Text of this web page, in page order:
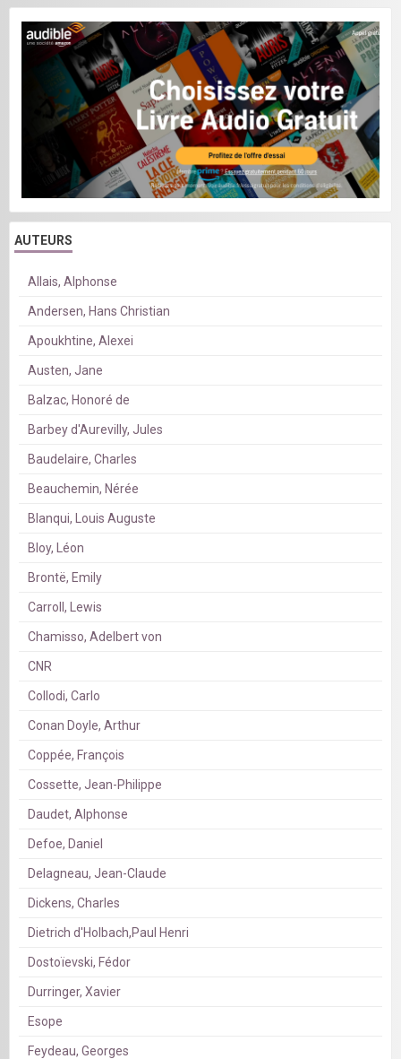
AUTEURS
Allais, Alphonse
Andersen, Hans Christian
Apoukhtine, Alexei
Austen, Jane
Balzac, Honoré de
Barbey d'Aurevilly, Jules
Baudelaire, Charles
Beauchemin, Nérée
Blanqui, Louis Auguste
Bloy, Léon
Brontë, Emily
Carroll, Lewis
Chamisso, Adelbert von
CNR
Collodi, Carlo
Conan Doyle, Arthur
Coppée, François
Cossette, Jean-Philippe
Daudet, Alphonse
Defoe, Daniel
Delagneau, Jean-Claude
Dickens, Charles
Dietrich d'Holbach,Paul Henri
Dostoïevski, Fédor
Durringer, Xavier
Esope
Feydeau, Georges